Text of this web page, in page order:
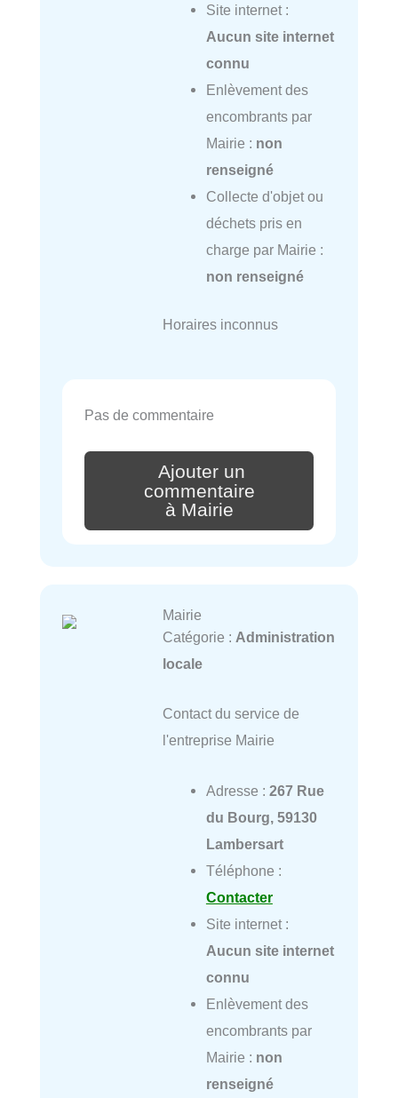
Site internet :
Aucun site internet
connu
Enlèvement des
encombrants par
Mairie : non
renseigné
Collecte d'objet ou
déchets pris en
charge par Mairie :
non renseigné
Horaires inconnus
Pas de commentaire
Ajouter un
commentaire
à Mairie
Mairie
Catégorie : Administration
locale
Contact du service de
l'entreprise Mairie
Adresse : 267 Rue
du Bourg, 59130
Lambersart
Téléphone :
Contacter
Site internet :
Aucun site internet
connu
Enlèvement des
encombrants par
Mairie : non
renseigné